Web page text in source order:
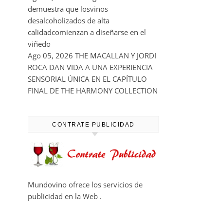
entre viñedos, vino y mucho humor
Ago 05, 2026 Bodegas Protos,
reconocida con el Premio
Extraordinario Alimentos de España
2026 por casi un siglo de excelencia
vitivinícola
Ago 05, 2026 Bodega Win Sin Alcohol
demuestra que losvinos
Ago 05, 2026 THE MACALLAN Y JORDI
ROCA DAN VIDA A UNA EXPERIENCIA
SENSORIAL ÚNICA EN EL CAPÍTULO
FINAL DE THE HARMONY COLLECTION